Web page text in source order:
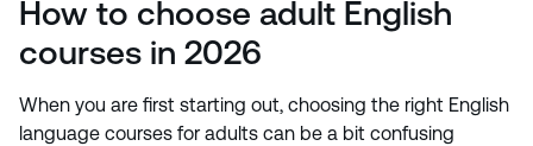
How to choose adult English
courses in 2026
When you are first starting out, choosing the right English
language courses for adults can be a bit confusing